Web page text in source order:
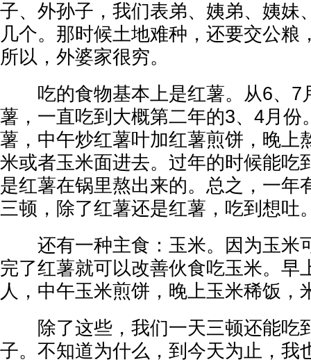
子、外孙子，我们表弟、姨弟、姨妹
几个。那时候土地难种，还要交公粮
所以，外婆家很穷。
吃的食物基本上是红薯。从6、7
薯，一直吃到大概第二年的3、4月份
薯，中午炒红薯叶加红薯煎饼，晚上
米或者玉米面进去。过年的时候能吃
是红薯在锅里熬出来的。总之，一年
三顿，除了红薯还是红薯，吃到想吐
还有一种主食：玉米。因为玉米
完了红薯就可以改善伙食吃玉米。早
人，中午玉米煎饼，晚上玉米稀饭，
除了这些，我们一天三顿还能吃
子。不知道为什么，到今天为止，我